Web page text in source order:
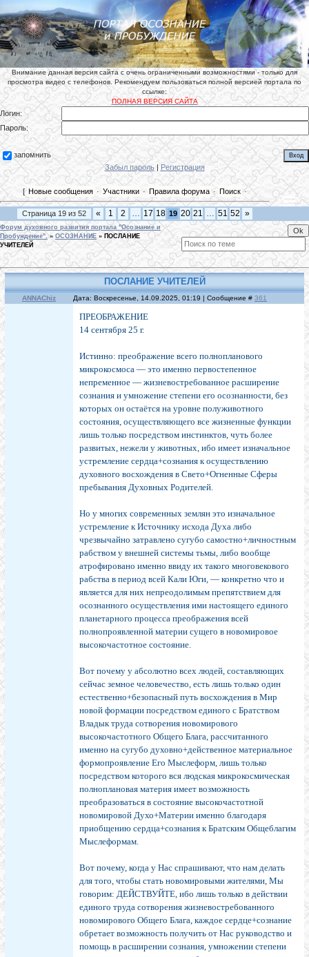
Внимание данная версия сайта с очень ограниченными возможностями - только для
просмотра видео с телефонов. Рекомендуем пользоваться полной версией портала по
ссылке:
ПОЛНАЯ ВЕРСИЯ САЙТА
Логин:
Пароль:
запомнить
Забыл пароль| Регистрация
[ Новые сообщения · Участники · Правила форума · Поиск·
Страница 19 из 52 « 1 2 … 17 18 19 20 21 … 51 52 »
Форум духовного развития портала "Осознание и
Пробуждение". » ОСОЗНАНИЕ » ПОСЛАНИЕ
УЧИТЕЛЕЙ
ПОСЛАНИЕ УЧИТЕЛЕЙ
ANNAChiz Дата: Воскресенье, 14.09.2025, 01:19 | Сообщение # 361
ПРЕОБРАЖЕНИЕ
14 сентября 25 г.
Истинно: преображение всего полнопланового
микрокосмоса — это именно первостепенное
непременное — жизневостребованное расширение
сознания и умножение степени его осознанности, без
которых он остаётся на уровне полуживотного
состояния, осуществляющего все жизненные функции
лишь только посредством инстинктов, чуть более
развитых, нежели у животных, ибо имеет изначальное
устремление сердца+сознания к осуществлению
духовного восхождения в Свето+Огненные Сферы
пребывания Духовных Родителей.
Но у многих современных землян это изначальное
устремление к Источнику исхода Духа либо
чрезвычайно затравлено сугубо самостно+личностным
рабством у внешней системы тьмы, либо вообще
атрофировано именно ввиду их такого многовекового
рабства в период всей Кали Юги, — конкретно что и
является для них непреодолимым препятствием для
осознанного осуществления ими настоящего единого
планетарного процесса преображения всей
полнопроявленной материи сущего в новомировое
высокочастотное состояние.
Вот почему у абсолютно всех людей, составляющих
сейчас земное человечество, есть лишь только один
естественно+безопасный путь восхождения в Мир
новой формации посредством единого с Братством
Владык труда сотворения новомирового
высокочастотного Общего Блага, рассчитанного
именно на сугубо духовно+действенное материальное
формопроявление Его Мыслеформ, лишь только
посредством которого вся людская микрокосмическая
полноплановая материя имеет возможность
преобразоваться в состояние высокочастотной
новомировой Духо+Материи именно благодаря
приобщению сердца+сознания к Братским Общеблагим
Мыслеформам.
Вот почему, когда у Нас спрашивают, что нам делать
для того, чтобы стать новомировыми жителями, Мы
говорим: ДЕЙСТВУЙТЕ, ибо лишь только в действии
единого труда сотворения жизневостребованного
новомирового Общего Блага, каждое сердце+сознание
обретает возможность получить от Нас руководство и
помощь в расширении сознания, умножении степени